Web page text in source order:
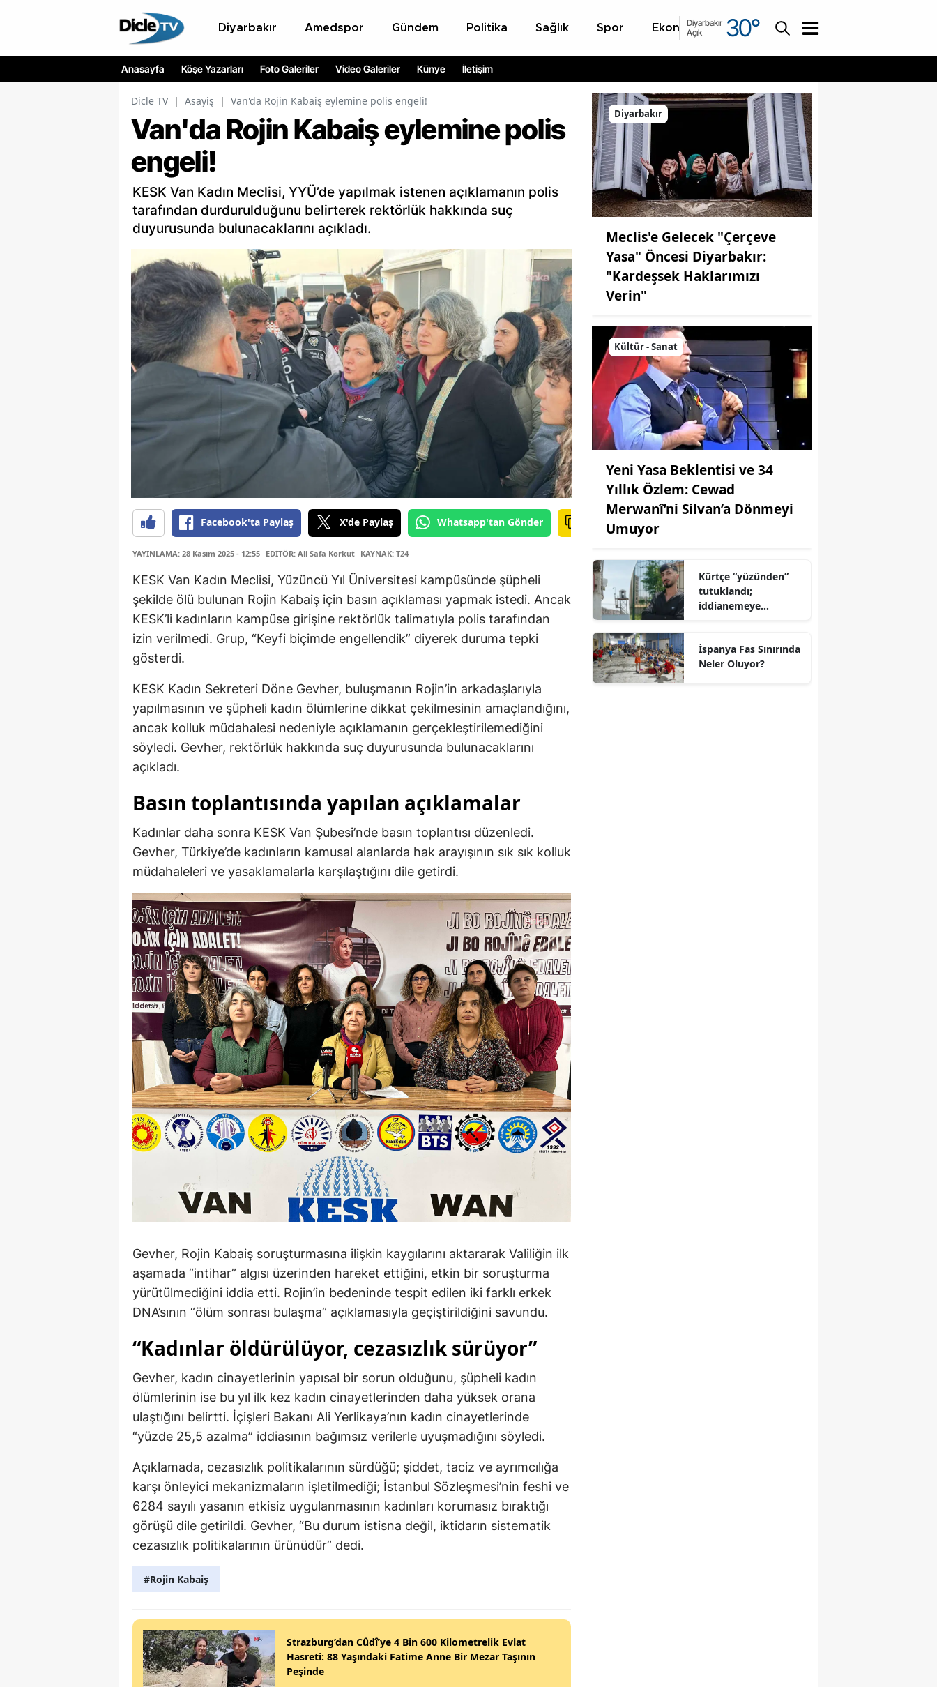
Diyarbakır Amedspor Gündem Politika Sağlık Spor Ekonomi Asayiş
Diyarbakır
Açık
30°
Anasayfa Köşe Yazarları Foto Galeriler Video Galeriler Künye İletişim
Dicle TV | Asayiş | Van'da Rojin Kabaiş eylemine polis engeli!
Van'da Rojin Kabaiş eylemine polis
engeli!
KESK Van Kadın Meclisi, YYÜ’de yapılmak istenen açıklamanın polis
tarafından durdurulduğunu belirterek rektörlük hakkında suç
duyurusunda bulunacaklarını açıkladı.
Facebook'ta Paylaş X'de Paylaş Whatsapp'tan Gönder
YAYINLAMA: 28 Kasım 2025 - 12:55 EDİTÖR: Ali Safa Korkut KAYNAK: T24
KESK Van Kadın Meclisi, Yüzüncü Yıl Üniversitesi kampüsünde şüpheli
şekilde ölü bulunan Rojin Kabaiş için basın açıklaması yapmak istedi. Ancak
KESK’li kadınların kampüse girişine rektörlük talimatıyla polis tarafından
izin verilmedi. Grup, “Keyfi biçimde engellendik” diyerek duruma tepki
gösterdi.
KESK Kadın Sekreteri Döne Gevher, buluşmanın Rojin’in arkadaşlarıyla
yapılmasının ve şüpheli kadın ölümlerine dikkat çekilmesinin amaçlandığını,
ancak kolluk müdahalesi nedeniyle açıklamanın gerçekleştirilemediğini
söyledi. Gevher, rektörlük hakkında suç duyurusunda bulunacaklarını
açıkladı.
Basın toplantısında yapılan açıklamalar
Kadınlar daha sonra KESK Van Şubesi’nde basın toplantısı düzenledi.
Gevher, Türkiye’de kadınların kamusal alanlarda hak arayışının sık sık kolluk
müdahaleleri ve yasaklamalarla karşılaştığını dile getirdi.
Gevher, Rojin Kabaiş soruşturmasına ilişkin kaygılarını aktararak Valiliğin ilk
aşamada “intihar” algısı üzerinden hareket ettiğini, etkin bir soruşturma
yürütülmediğini iddia etti. Rojin’in bedeninde tespit edilen iki farklı erkek
DNA’sının “ölüm sonrası bulaşma” açıklamasıyla geçiştirildiğini savundu.
“Kadınlar öldürülüyor, cezasızlık sürüyor”
Gevher, kadın cinayetlerinin yapısal bir sorun olduğunu, şüpheli kadın
ölümlerinin ise bu yıl ilk kez kadın cinayetlerinden daha yüksek orana
ulaştığını belirtti. İçişleri Bakanı Ali Yerlikaya’nın kadın cinayetlerinde
“yüzde 25,5 azalma” iddiasının bağımsız verilerle uyuşmadığını söyledi.
Açıklamada, cezasızlık politikalarının sürdüğü; şiddet, taciz ve ayrımcılığa
karşı önleyici mekanizmaların işletilmediği; İstanbul Sözleşmesi’nin feshi ve
6284 sayılı yasanın etkisiz uygulanmasının kadınları korumasız bıraktığı
görüşü dile getirildi. Gevher, “Bu durum istisna değil, iktidarın sistematik
cezasızlık politikalarının ürünüdür” dedi.
#Rojin Kabaiş
Strazburg’dan Cûdî’ye 4 Bin 600 Kilometrelik Evlat
Hasreti: 88 Yaşındaki Fatime Anne Bir Mezar Taşının
Peşinde
Diyarbakır
Meclis'e Gelecek "Çerçeve
Yasa" Öncesi Diyarbakır:
"Kardeşsek Haklarımızı
Verin"
Kültür - Sanat
Yeni Yasa Beklentisi ve 34
Yıllık Özlem: Cewad
Merwanî’ni Silvan’a Dönmeyi
Umuyor
Kürtçe “yüzünden”
tutuklandı;
iddianemeye
İspanya Fas Sınırında
Neler Oluyor?